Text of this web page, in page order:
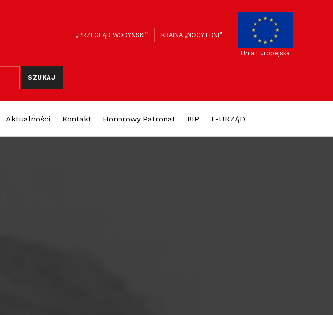
„PRZEGLĄD WODYŃSKI”
KRAINA „NOCY I DNI”
Unia Europejska
Aktualności Kontakt Honorowy Patronat BIP E-URZĄD